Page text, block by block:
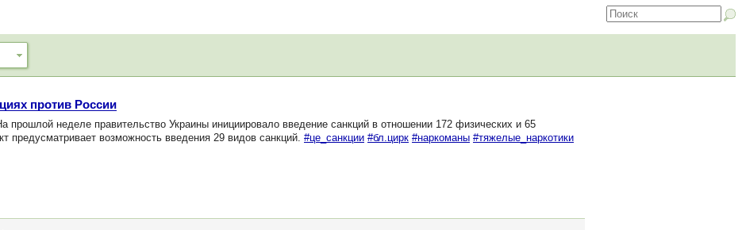
против России
прошлой неделе правительство Украины инициировало введение санкций в отношении 172 физических и 65
предусматривает возможность введения 29 видов санкций. #це_санкции #бл.цирк #наркоманы #тяжелые_наркотики